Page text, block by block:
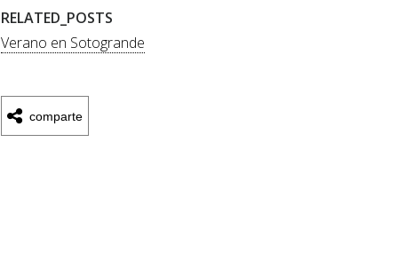
RELATED_POSTS
Verano en Sotogrande
comparte